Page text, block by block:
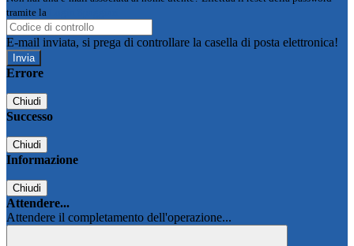
tramite la
E-mail inviata, si prega di controllare la casella di posta elettronica!
Errore
Chiudi
Successo
Chiudi
Informazione
Chiudi
Attendere...
Attendere il completamento dell'operazione...